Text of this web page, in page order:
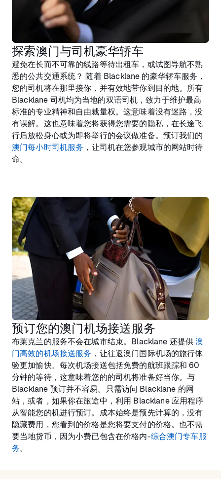
探索澳门与司机豪华轿车
避免在长而不可靠的线路等待出租车，或试图导航不熟
悉的公共交通系统？ 随着 Blacklane 的豪华轿车服务，
您的司机将在那里接你，并有效地带你到目的地。所有
Blacklane 司机均为当地的双语司机，致力于维护最高
标准的专业精神和自由裁量权。这意味着没有迷路，没
有误解。这也意味着您将获得您需要的隐私，在长途飞
行后放松身心或为即将举行的会议做准备。预订我们的
澳门每小时司机服务 ，让司机在您参观城市的网站时待
命。
预订您的澳门机场接送服务
布莱克兰的服务不会在城市结束。Blacklane 还提供澳
门高效的机场接送服务 ，让往返澳门国际机场的旅行体
验更加愉快。每次机场接送包括免费的航班跟踪和 60
分钟的等待，这意味着您的的司机将准备好当你。与
Blacklane 预订并不容易。只需访问 Blacklane 的网
站，或者，如果你在旅途中，利用 Blacklane 应用程序
从智能您的机进行预订。成本始终是预先计算的，没有
隐藏费用，您看到的价格是您将要支付的价格。也不需
要当地货币，因为小费已包含在价格内-综合澳门专车服
务。